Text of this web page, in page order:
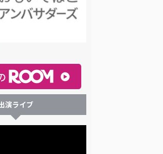
演ライブ